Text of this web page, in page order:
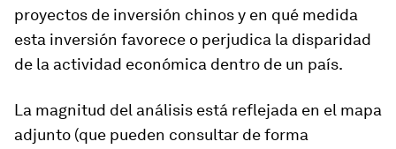
proyectos de inversión chinos y en qué medida
esta inversión favorece o perjudica la disparidad
de la actividad económica dentro de un país.
La magnitud del análisis está reflejada en el mapa
adjunto (que pueden consultar de forma